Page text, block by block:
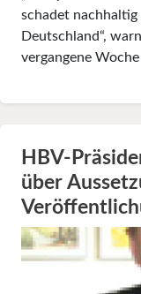
schadet
Deutschland“,
vergangene
HBV-
über